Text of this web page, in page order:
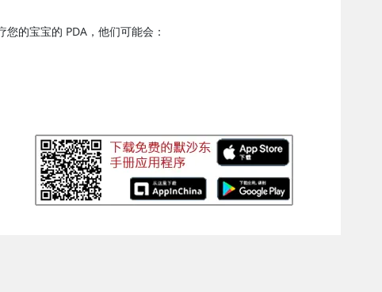
的宝宝的 PDA，他们可能会：